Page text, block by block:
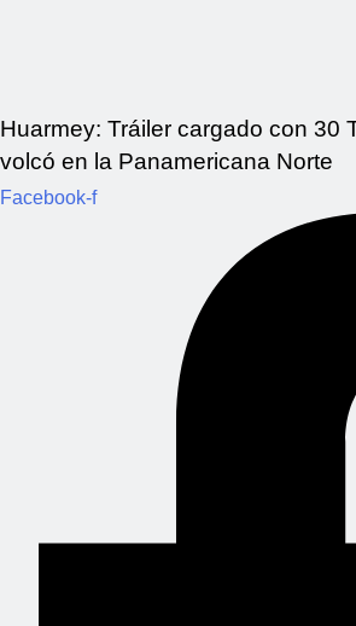
Huarmey: Tráiler cargado con 30
volcó en la Panamericana Norte
Facebook-f